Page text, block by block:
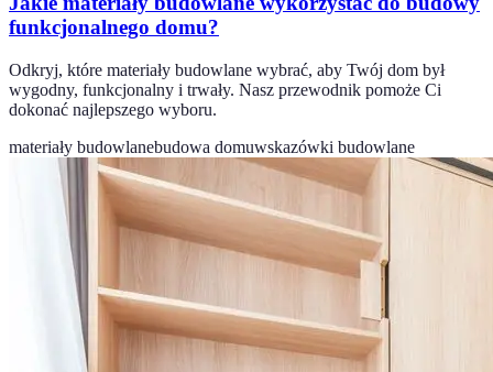
funkcjonalnego domu?
Odkryj, które materiały budowlane wybrać, aby Twój dom był
wygodny, funkcjonalny i trwały. Nasz przewodnik pomoże Ci
dokonać najlepszego wyboru.
materiały budowlanebudowa domuwskazówki budowlane